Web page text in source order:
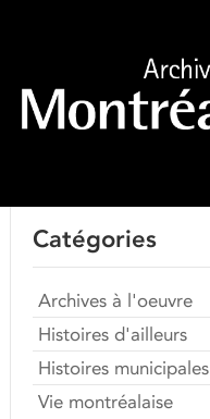
Catégories
Archives à l'oeuvre
Histoires d'ailleurs
Histoires municipales
Vie montréalaise